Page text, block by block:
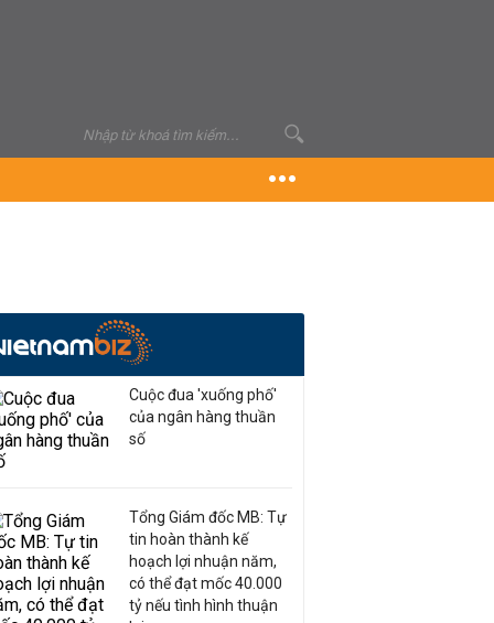
Cuộc đua 'xuống phố'
của ngân hàng thuần
số
Tổng Giám đốc MB: Tự
tin hoàn thành kế
hoạch lợi nhuận năm,
có thể đạt mốc 40.000
tỷ nếu tình hình thuận